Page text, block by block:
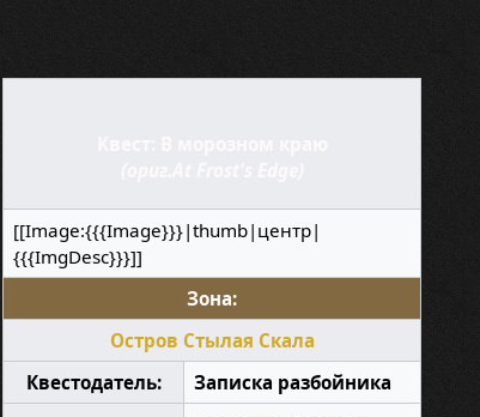
[[Image:{{{Image}}}|thumb|центр|
{{{ImgDesc}}}]]
Зона:
Остров Стылая Скала
Квестодатель:
Записка разбойника